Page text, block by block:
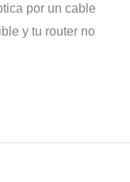
por un cable
y tu router no